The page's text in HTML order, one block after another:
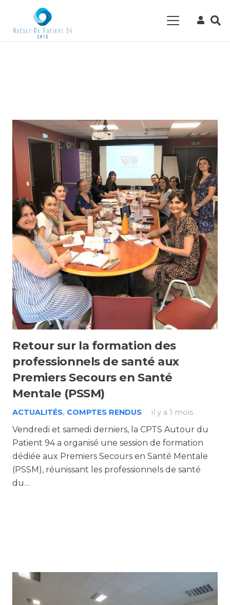
Retour sur la formation des
professionnels de santé aux
Premiers Secours en Santé
Mentale (PSSM)
ACTUALITÉS, COMPTES RENDUS il y a 1 mois
Vendredi et samedi derniers, la CPTS Autour du
Patient 94 a organisé une session de formation
dédiée aux Premiers Secours en Santé Mentale
(PSSM), réunissant les professionnels de santé
du…